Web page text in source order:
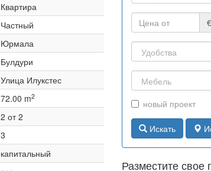
Квартира
Частный
Юрмала
Булдури
Улица Илукстес
72.00 m2
2 от 2
3
капитальный
€
новый проект
Искать
Разместите